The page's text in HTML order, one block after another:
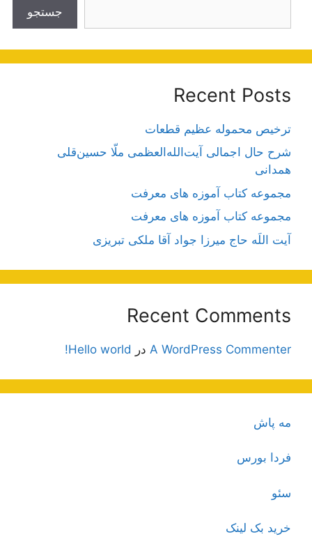
جستجو
Recent Posts
ترخیص محموله عظیم قطعات
شرح حال اجمالی آیت‌الله‌العظمی ملّا حسین‌قلی
همدانی
مجموعه کتاب آموزه های معرفت
مجموعه کتاب آموزه های معرفت
آیت اللَه حاج میرزا جواد آقا ملکی تبریزی
Recent Comments
A WordPress Commenter در Hello world!
مه پاش
فردا بورس
سئو
خرید بک لینک